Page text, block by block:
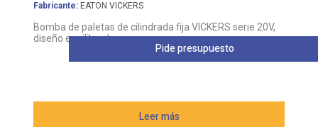
Fabricante: EATON VICKERS
Bomba de paletas de cilindrada fija VICKERS serie 20V,
diseño equilibrado
Leer más
Pide presupuesto